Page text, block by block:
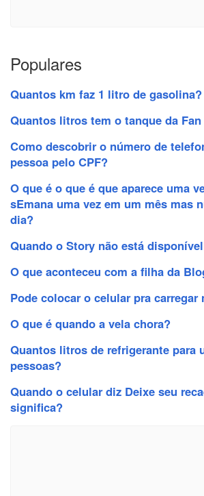
Populares
Quantos km faz 1 litro de gasolina?
Quantos litros tem o tanque da Fan
Como descobrir o número de
pessoa pelo CPF?
O que é o que é que aparece uma
sEmana uma vez em um mês mas
dia?
Quando o Story não está
O que aconteceu com a filha da
Pode colocar o celular pra carregar
O que é quando a vela chora?
Quantos litros de refrigerante para
pessoas?
Quando o celular diz Deixe seu
significa?